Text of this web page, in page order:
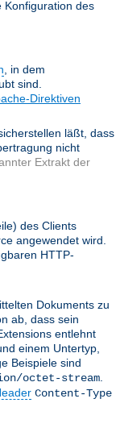
Konfiguration des
, in dem
sind.
Direktiven
läßt, dass
nicht
Extrakt der
des Clients
angewendet wird.
HTTP-
Dokuments zu
ab, dass sein
entlehnt
einem Untertyp,
Beispiele sind
octet-stream
Content-Type